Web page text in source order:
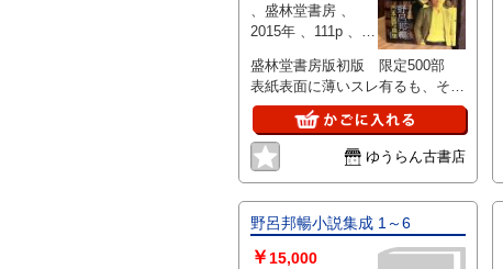
、盛林堂書房 、
2015年 、111p 、
盛林堂書房版初版 限定500部
表紙表面に薄いスレ有るも、それ
以外は状態良好 ※送料：195円
ゆうらん古書店
野呂邦暢小説集成 1～6
￥ 15,000